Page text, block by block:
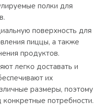
полки для
поверхность для
пиццы, а также
продуктов.
легко доставать и
их
размеры, поэтому
потребности.